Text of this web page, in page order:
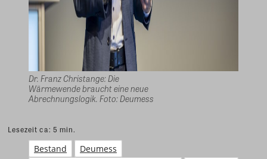
Dr. Franz Christange: Die
Wärmewende braucht eine neue
Abrechnungslogik. Foto: Deumess
Lesezeit ca: 5 min.
Bestand
Deumess